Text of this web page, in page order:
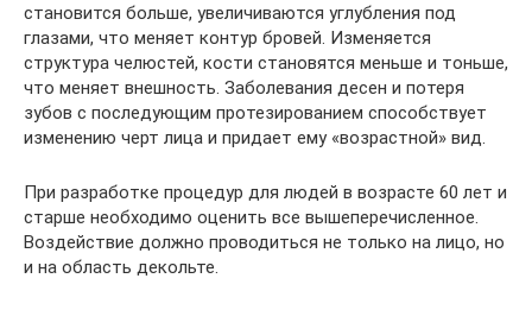
становится больше, увеличиваются углубления под
глазами, что меняет контур бровей. Изменяется
структура челюстей, кости становятся меньше и тоньше,
что меняет внешность. Заболевания десен и потеря
зубов с последующим протезированием способствует
изменению черт лица и придает ему «возрастной» вид.
При разработке процедур для людей в возрасте 60 лет и
старше необходимо оценить все вышеперечисленное.
Воздействие должно проводиться не только на лицо, но
и на область декольте.